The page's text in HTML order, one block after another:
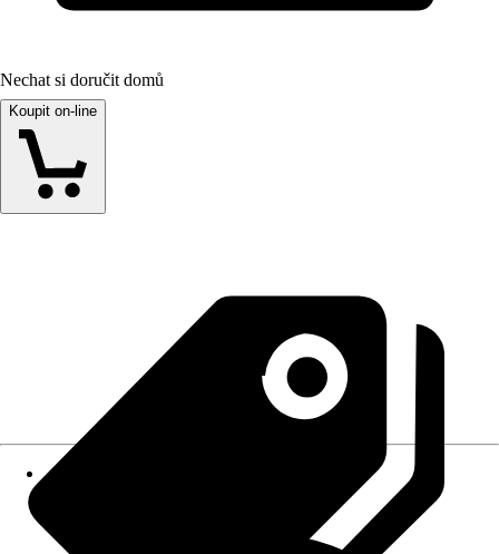
Nechat si doručit domů
Koupit on-line